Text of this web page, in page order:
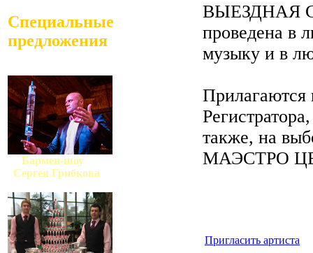
Специальные
предложения
Бармен-шоу
Сергея Грибкова
ВЫЕЗДНАЯ
проведена в
музыку и в
Прилагаются
также, на
МАЭСТРО
Пригласить артиста